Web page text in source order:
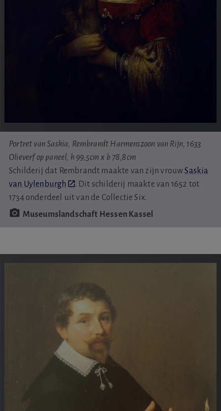
Portret van Saskia, Rembrandt Harmenszoon van Rijn, 1633
Olieverf op paneel, h 99,5cm x b 78,8cm
Schilderij dat Rembrandt maakte van zijn vrouwSaskia
van Uylenburgh
. Dit schilderij maakte van 1652 tot
1734 onderdeel uit van de Collectie Six.
Museumslandschaft Hessen Kassel